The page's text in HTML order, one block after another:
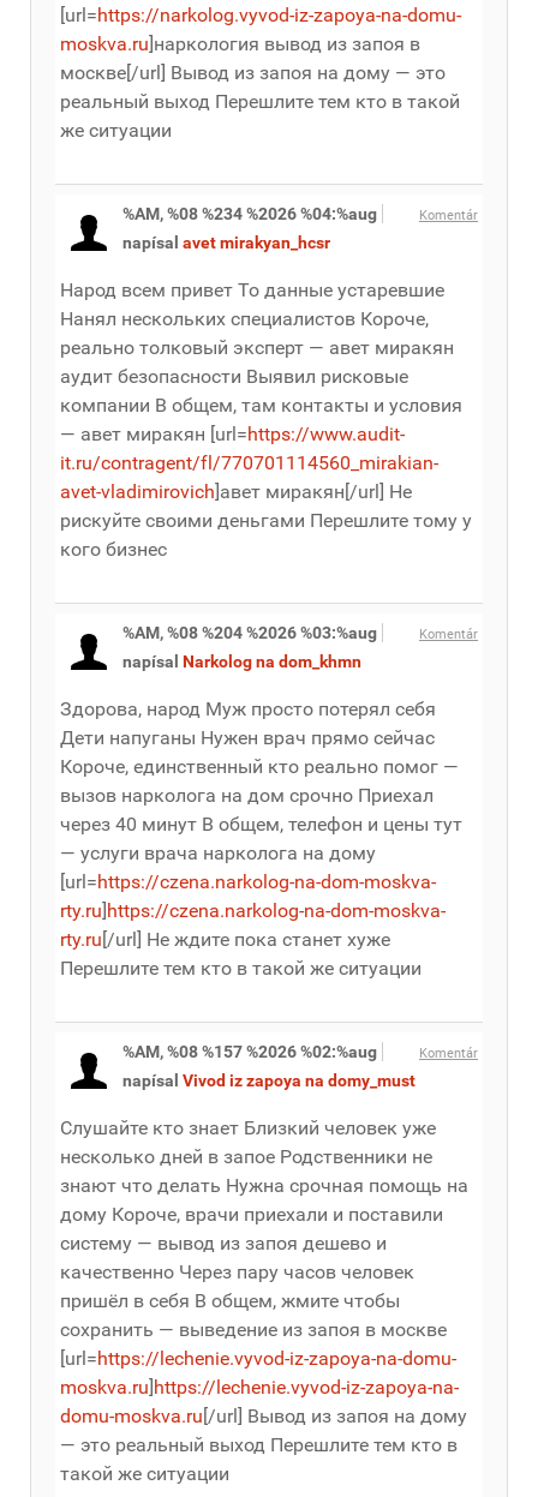
[url=https://narkolog.vyvod-iz-zapoya-na-domu-
moskva.ru]наркология вывод из запоя в
москве[/url] Вывод из запоя на дому — это
реальный выход Перешлите тем кто в такой
же ситуации
Komentár
%AM, %08 %234 %2026 %04:%aug
napísal avet mirakyan_hcsr
Народ всем привет То данные устаревшие
Нанял нескольких специалистов Короче,
реально толковый эксперт — авет миракян
аудит безопасности Выявил рисковые
компании В общем, там контакты и условия
— авет миракян [url=https://www.audit-
it.ru/contragent/fl/770701114560_mirakian-
avet-vladimirovich]авет миракян[/url] Не
рискуйте своими деньгами Перешлите тому у
кого бизнес
Komentár
%AM, %08 %204 %2026 %03:%aug
napísal Narkolog na dom_khmn
Здорова, народ Муж просто потерял себя
Дети напуганы Нужен врач прямо сейчас
Короче, единственный кто реально помог —
вызов нарколога на дом срочно Приехал
через 40 минут В общем, телефон и цены тут
— услуги врача нарколога на дому
[url=https://czena.narkolog-na-dom-moskva-
rty.ru] https://czena.narkolog-na-dom-moskva-
rty.ru [/url] Не ждите пока станет хуже
Перешлите тем кто в такой же ситуации
Komentár
%AM, %08 %157 %2026 %02:%aug
napísal Vivod iz zapoya na domy_must
Слушайте кто знает Близкий человек уже
несколько дней в запое Родственники не
знают что делать Нужна срочная помощь на
дому Короче, врачи приехали и поставили
систему — вывод из запоя дешево и
качественно Через пару часов человек
пришёл в себя В общем, жмите чтобы
сохранить — выведение из запоя в москве
[url=https://lechenie.vyvod-iz-zapoya-na-domu-
moskva.ru] https://lechenie.vyvod-iz-zapoya-na-
domu-moskva.ru [/url] Вывод из запоя на дому
— это реальный выход Перешлите тем кто в
такой же ситуации